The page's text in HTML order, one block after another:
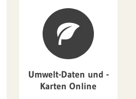
Umwelt-Daten und -
Karten Online